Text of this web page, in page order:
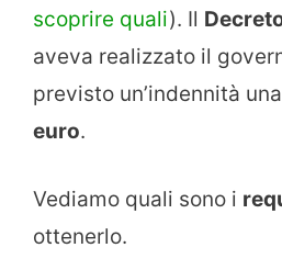
scoprire quali). Il
aveva realizzato il
previsto un’indennità
euro.
Vediamo quali sono i
ottenerlo.